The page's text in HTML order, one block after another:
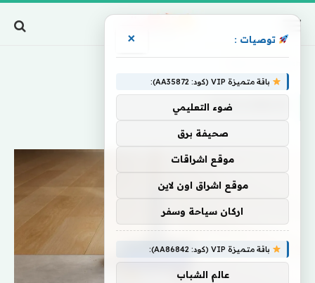
PENCILWASH
توصيات : ×
باقة متميزة VIP (كود: AA35872):
ضوء التعليمي
صحيفة برق
موقع اشراقات
موقع اشراق اون لاين
اركان سياحة وسفر
باقة متميزة VIP (كود: AA86842):
عالم الشباب